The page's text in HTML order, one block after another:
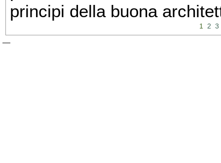
principi della buona
1 2 3